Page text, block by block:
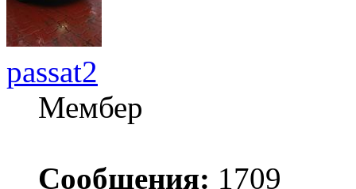
passat2
Мембер
Сообщения: 1709